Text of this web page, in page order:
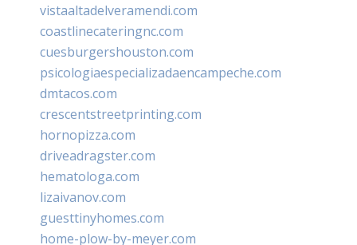
vistaaltadelveramendi.com
coastlinecateringnc.com
cuesburgershouston.com
psicologiaespecializadaencampeche.com
dmtacos.com
crescentstreetprinting.com
hornopizza.com
driveadragster.com
hematologa.com
lizaivanov.com
guesttinyhomes.com
home-plow-by-meyer.com